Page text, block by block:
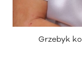
Grzebyk